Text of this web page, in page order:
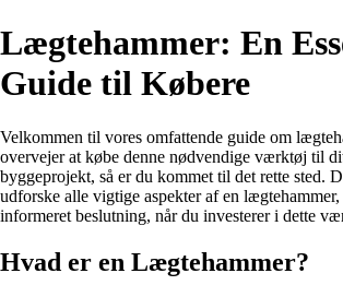
Lægtehammer: En
Guide til Købere
Velkommen til vores omfattende guide om
overvejer at købe denne nødvendige værktøj til
byggeprojekt, så er du kommet til det rette sted.
udforske alle vigtige aspekter af en
informeret beslutning, når du investerer i dette
Hvad er en Lægtehammer?